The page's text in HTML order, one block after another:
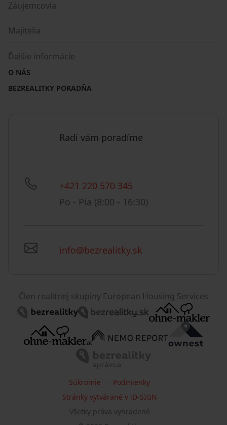
Záujemcovia
Majitelia
Ďalšie informácie
O NÁS
BEZREALITKY PORADŇA
Radi vám poradíme
+421 220 570 345
Po - Pia (8:00 - 16:30)
info@bezrealitky.sk
Člen realitnej skupiny European Housing Services
Všetky práva vyhradené
Súkromie
Podmienky
Stránky vytvárané v iD-SIGN